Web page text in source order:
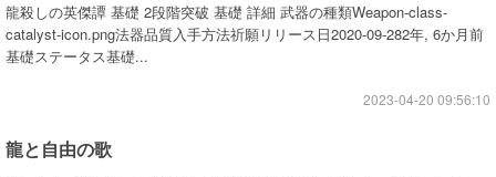
龍殺しの英傑譚 基礎 2段階突破 基礎 詳細 武器の種類Weapon-class-
catalyst-icon.png法器品質入手方法祈願リリース日2020-09-282年, 6か月前
基礎ステータス基礎...
2023-04-20 09:56:10
龍と自由の歌